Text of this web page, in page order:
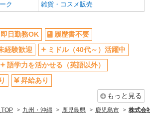
ク
雑貨・コスメ販売
即日勤務OK
履歴書不要
経験歓迎
ミドル（40代～）活躍中
語学力を活かせる（英語以外）
昇給あり
もっと見る
九州・沖縄 鹿児島県 鹿児島市 株式会